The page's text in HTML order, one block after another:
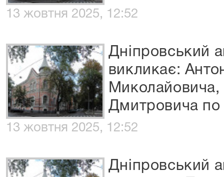
13 жовтня 2025, 12:52
Дніпровський
викликає:
Дмитровича
13 жовтня 2025, 12:52
Дніпровський